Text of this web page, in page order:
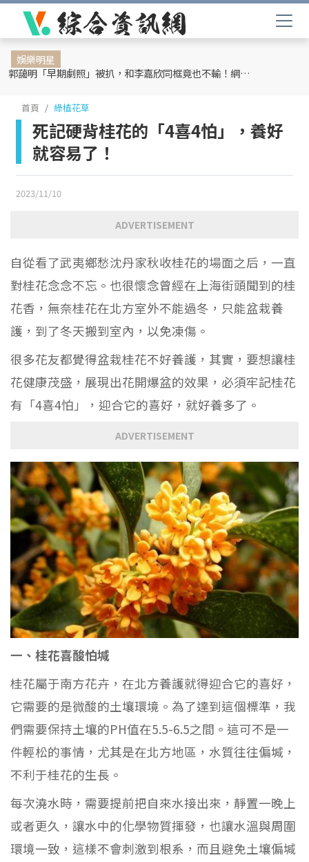
娛樂明星
郭藹明「早期劇照」被扒，和李嘉欣同框竟也不輸！網友：難怪劉青云這麼愛她
首頁 綠植花草
死記硬背桂花的「4喜4怕」，養好
就容易了！
2023/11/10
ADVERTISEMENT
自從看了武夷鄉愁沈丹家秋收桂花的場面之后，一直
對桂花念念不忘。也很懷念曾經在上海街頭聞到的桂
花香，無奈桂花在北方室外不能過冬，只能盆栽養
護，到了冬天搬到室內，以免凍傷。
很多花友都覺得盆栽桂花不好養護，其實，要想讓桂
花健康茂盛，展現出花開爆盆的效果，必須牢記桂花
有「4喜4怕」，迎合它的喜好，就好養多了。
ADVERTISEMENT
一、桂花喜酸怕堿
桂花屬于南方花卉，在北方養護就得迎合它的喜好，
它需要的是微酸的土壤環境。為了達到這個標準，我
們需要保持土壤的PH值在5.5-6.5之間。這可不是一
件輕松的事情，尤其是在北方地區，水質往往偏堿，
不利于桂花的生長。
每次澆水時，需要提前把自來水接出來，靜置一晚上
或者更久，讓水中的化學物質揮發，也讓水溫與周圍
環境一致，這樣不會刺激到根系，而且避免土壤偏堿